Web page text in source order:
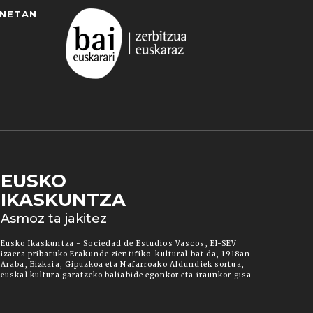
EUSKO
IKASKUNTZA
Asmoz ta jakitez
Eusko Ikaskuntza - Sociedad de Estudios Vascos, EI-SEV
izaera pribatuko Erakunde zientifiko-kultural bat da, 1918an
Araba, Bizkaia, Gipuzkoa eta Nafarroako Aldundiek sortua,
euskal kultura garatzeko baliabide egonkor eta iraunkor gisa
cookie aukera. Guztiz desaktibatzea ere
botoia sakatuz gero, aipatutako cookieak eta
informazio gehiago lortzeko.